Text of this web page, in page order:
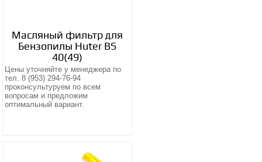
Масляный фильтр для
Бензопилы Huter BS
40(49)
Цены уточняйте у менеджера по
тел. 8 (953) 294-76-94
проконсультуруем по всем
вопросам и предложим
оптимальный вариант.